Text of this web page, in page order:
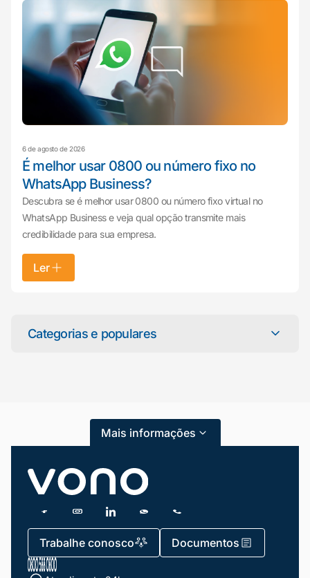
6 de agosto de 2026
É melhor usar 0800 ou número fixo no
WhatsApp Business?
Descubra se é melhor usar 0800 ou número fixo virtual no
WhatsApp Business e veja qual opção transmite mais
credibilidade para sua empresa.
Ler
Categorias e populares
Atendimento ao Cliente
Blog
Dicas e Tutoriais
Gestão de Condomínios
Gestão de Frotas
Gestão de Negócios
Mais informações
Trabalhe conosco Documentos
online agora